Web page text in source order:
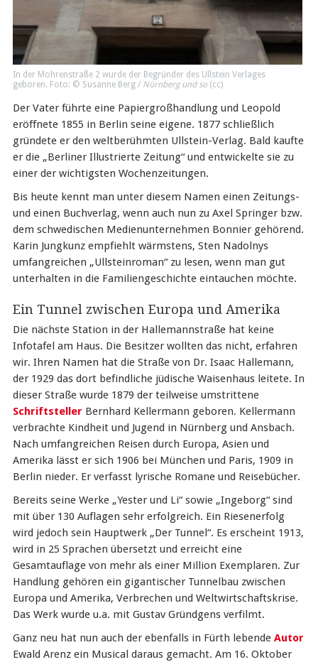
In der Mohrenstraße 2 wurde der Begründer des Ullstein Verlages
geboren. Foto: © Susanne Berg / Nürnberg und so(cc)
Der Vater führte eine Papiergroßhandlung und Leopold
eröffnete 1855 in Berlin seine eigene. 1877 schließlich
gründete er den weltberühmten Ullstein-Verlag. Bald kaufte
er die „Berliner Illustrierte Zeitung“ und entwickelte sie zu
einer der wichtigsten Wochenzeitungen.
Bis heute kennt man unter diesem Namen einen Zeitungs-
und einen Buchverlag, wenn auch nun zu Axel Springer bzw.
dem schwedischen Medienunternehmen Bonnier gehörend.
Karin Jungkunz empfiehlt wärmstens, Sten Nadolnys
umfangreichen „Ullsteinroman“ zu lesen, wenn man gut
unterhalten in die Familiengeschichte eintauchen möchte.
Ein Tunnel zwischen Europa und Amerika
Die nächste Station in der Hallemannstraße hat keine
Infotafel am Haus. Die Besitzer wollten das nicht, erfahren
wir. Ihren Namen hat die Straße von Dr. Isaac Hallemann,
der 1929 das dort befindliche jüdische Waisenhaus leitete. In
dieser Straße wurde 1879 der teilweise umstrittene
Schriftsteller Bernhard Kellermann geboren. Kellermann
verbrachte Kindheit und Jugend in Nürnberg und Ansbach.
Nach umfangreichen Reisen durch Europa, Asien und
Amerika lässt er sich 1906 bei München und Paris, 1909 in
Berlin nieder. Er verfasst lyrische Romane und Reisebücher.
Bereits seine Werke „Yester und Li“ sowie „Ingeborg“ sind
mit über 130 Auflagen sehr erfolgreich. Ein Riesenerfolg
wird jedoch sein Hauptwerk „Der Tunnel“. Es erscheint 1913,
wird in 25 Sprachen übersetzt und erreicht eine
Gesamtauflage von mehr als einer Million Exemplaren. Zur
Handlung gehören ein gigantischer Tunnelbau zwischen
Europa und Amerika, Verbrechen und Weltwirtschaftskrise.
Das Werk wurde u.a. mit Gustav Gründgens verfilmt.
Ganz neu hat nun auch der ebenfalls in Fürth lebende Autor
Ewald Arenz ein Musical daraus gemacht. Am 16. Oktober